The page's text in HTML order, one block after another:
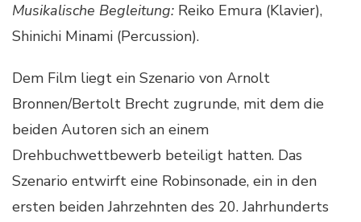
Musikalische Begleitung: Reiko Emura (Klavier),
Shinichi Minami (Percussion).
Dem Film liegt ein Szenario von Arnolt
Bronnen/Bertolt Brecht zugrunde, mit dem die
beiden Autoren sich an einem
Drehbuchwettbewerb beteiligt hatten. Das
Szenario entwirft eine Robinsonade, ein in den
ersten beiden Jahrzehnten des 20. Jahrhunderts